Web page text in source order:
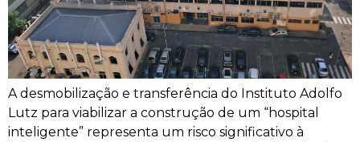
A desmobilização e transferência do Instituto Adolfo
Lutz para viabilizar a construção de um “hospital
inteligente” representa um risco significativo à